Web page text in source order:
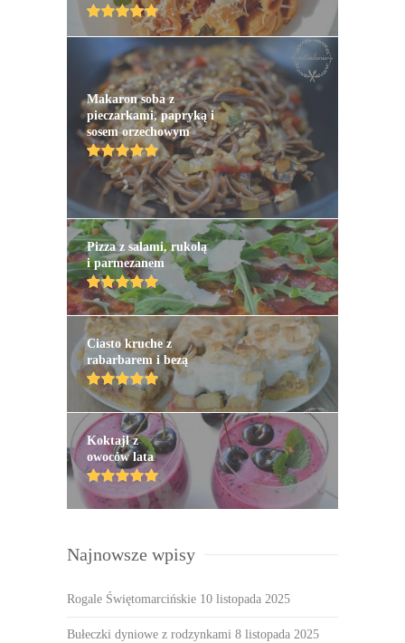
Makaron soba z
pieczarkami, papryką i
sosem orzechowym
Pizza z salami, rukolą
i parmezanem
Ciasto kruche z
rabarbarem i bezą
Koktajl z
owoców lata
Najnowsze wpisy
Rogale Świętomarcińskie 10 listopada 2025
Bułeczki dyniowe z rodzynkami 8 listopada 2025